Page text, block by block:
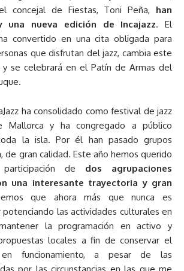
concejal de Fiestas, Toni Peña, han
una nueva edición de Incajazz. El
convertido en una cita obligada para
que disfrutan del jazz, cambia este
y se celebrará en el Patín de Armas del
ha consolidado como festival de jazz
Mallorca y ha congregado a público
la isla. Por él han pasado grupos
de gran calidad. Este año hemos querido
de dos agrupaciones
una interesante trayectoria y gran
que ahora más que nunca es
las actividades culturales en
la programación en activo y
locales a fin de conservar el
funcionamiento, a pesar de las